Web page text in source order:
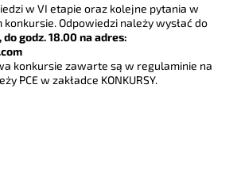
w VI etapie oraz kolejne pytania w
Odpowiedzi należy wysłać do
do godz. 18.00 na adres:
konkursie zawarte są w regulaminie na
PCE w zakładce KONKURSY.